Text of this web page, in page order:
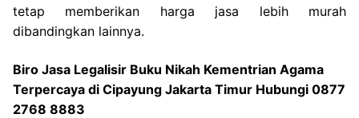
tetap memberikan harga jasa lebih murah
dibandingkan lainnya.
Biro Jasa Legalisir Buku Nikah Kementrian Agama
Terpercaya di Cipayung Jakarta Timur Hubungi 0877
2768 8883